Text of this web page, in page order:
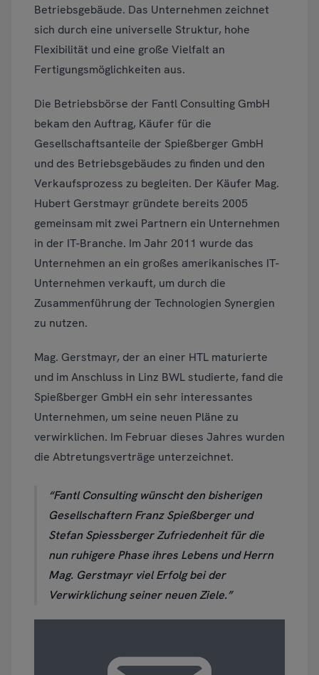
Betriebsgebäude. Das Unternehmen zeichnet
sich durch eine universelle Struktur, hohe
Flexibilität und eine große Vielfalt an
Fertigungsmöglichkeiten aus.
Die Betriebsbörse der Fantl Consulting GmbH
bekam den Auftrag, Käufer für die
Gesellschaftsanteile der Spießberger GmbH
und des Betriebsgebäudes zu finden und den
Verkaufsprozess zu begleiten. Der Käufer Mag.
Hubert Gerstmayr gründete bereits 2005
gemeinsam mit zwei Partnern ein Unternehmen
in der IT-Branche. Im Jahr 2011 wurde das
Unternehmen an ein großes amerikanisches IT-
Unternehmen verkauft, um durch die
Zusammenführung der Technologien Synergien
zu nutzen.
Mag. Gerstmayr, der an einer HTL maturierte
und im Anschluss in Linz BWL studierte, fand die
Spießberger GmbH ein sehr interessantes
Unternehmen, um seine neuen Pläne zu
verwirklichen. Im Februar dieses Jahres wurden
die Abtretungsverträge unterzeichnet.
Fantl Consulting wünscht den bisherigen
Gesellschaftern Franz Spießberger und
Stefan Spiessberger Zufriedenheit für die
nun ruhigere Phase ihres Lebens und Herrn
Mag. Gerstmayr viel Erfolg bei der
Verwirklichung seiner neuen Ziele.